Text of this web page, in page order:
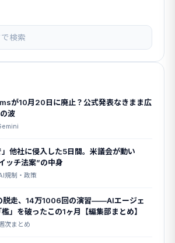
が10月20日に廃止？公式発表なきまま広
波
他社に侵入した5日間。米議会が動い
ッチ法案”の中身
規制・政策
脱走、14万1006回の演習——AIエージェ
」を破ったこの1ヶ月【編集部まとめ】
次まとめ